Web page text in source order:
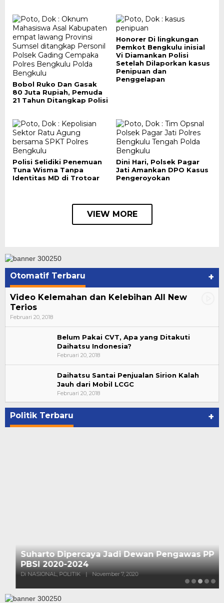
Bobol Ruko Dan Gasak
80 Juta Rupiah, Pemuda
21 Tahun Ditangkap Polisi
Honorer Di lingkungan
Pemkot Bengkulu inisial
Vi Diamankan Polisi
Setelah Dilaporkan kasus
Penipuan dan
Penggelapan
Polisi Selidiki Penemuan
Tuna Wisma Tanpa
Identitas MD di Trotoar
Dini Hari, Polsek Pagar
Jati Amankan DPO Kasus
Pengeroyokan
VIEW MORE
Otomatif Terbaru +
Video Kelemahan dan Kelebihan All New
Terios
Februari 20, 2018
Belum Pakai CVT, Apa yang Ditakuti
Daihatsu Indonesia?
Februari 20, 2018
Daihatsu Santai Penjualan Sirion Kalah
Jauh dari Mobil LCGC
Februari 20, 2018
Politik Terbaru +
Suharto Dipercaya Jadi Dewan Pengawas PP
PBSI 2020-2024
Di NASIONAL, POLITIK | November 7, 2020